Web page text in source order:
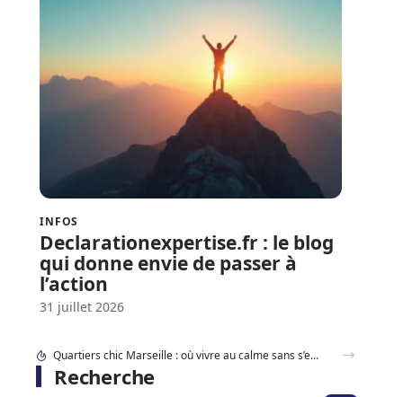
INFOS
Declarationexpertise.fr : le blog
qui donne envie de passer à
l’action
31 juillet 2026
Location EDF changement après séparation ou divorce, comment s’y prendre ?
Recherche